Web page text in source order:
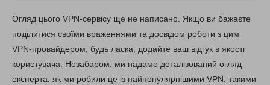
Ключові характеристики 7.0
Встановлення та додатки 8.0
Огляд цього VPN-сервісу ще не написано. Якщо ви бажаєте
поділитися своїми враженнями та досвідом роботи з цим
VPN-провайдером, будь ласка, додайте ваш відгук в якості
користувача. Незабаром, ми надамо деталізований огляд
експерта, як ми робили це із найпопулярнішими VPN, такими